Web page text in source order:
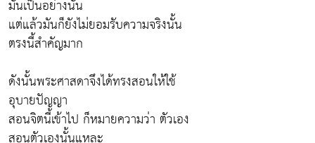
มันเป็นอย่างนั้น
แต่แล้วมันก็ยังไม่ยอมรับความจริงนั้น
ตรงนี้สำคัญมาก
ดังนั้นพระศาสดาจึงได้ทรงสอนให้ใช้
อุบายปัญญา
สอนจิตนี้เข้าไป ก็หมายความว่า ตัวเอง
สอนตัวเองนั้นแหละ